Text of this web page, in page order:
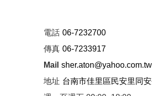
電話 06-7232700
傳真 06-7233917
Mail sher.aton@yahoo.com.tw
地址 台南市佳里區民安里同